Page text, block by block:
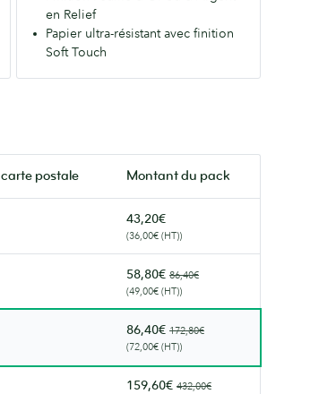
en Relief
Papier ultra-résistant avec finition
Soft Touch
impression
béton.
Touch
soyeuse.
carte postale Montant du pack
43,20€
(36,00€ (HT))
58,80€ 86,40€
(49,00€ (HT))
86,40€ 172,80€
(72,00€ (HT))
159,60€ 432,00€